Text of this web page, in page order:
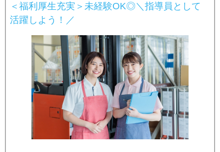
＜福利厚生充実＞未経験OK◎＼指導員として
活躍しよう！／